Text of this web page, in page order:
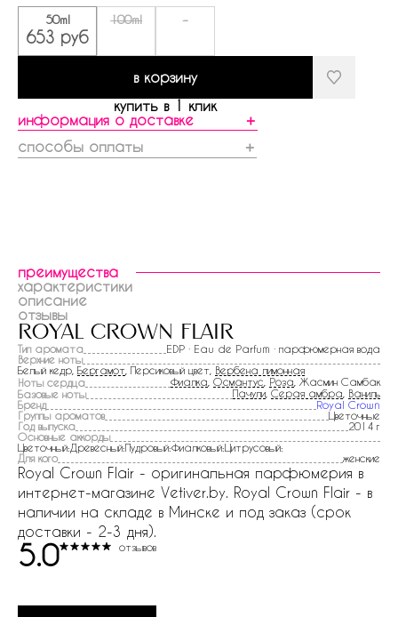
50ml
653 руб
100ml -
в корзину
купить в 1 клик
информация о доставке
＋
способы оплаты
＋
преимущества
характеристики
описание
отзывы
royal crown flair
Тип аромата
EDP · Eau de Parfum · парфюмерная вода
Верхние ноты
Белый кедр, Бергамот , Персиковый цвет, Вербена лимонная
Ноты сердца
Фиалка Османтус Роза , Жасмин Самбак
Базовые ноты
Пачули Серая амбра Ваниль
Бренд
Royal Crown
Группы ароматов
Цветочные
Год выпуска
2014 г
Основные аккорды
Цветочный:Древесный:Пудровый:Фиалковый:Цитрусовый:
Для кого
женские
Royal Crown Flair - оригинальная парфюмерия в
интернет-магазине Vetiver.by. Royal Crown Flair - в
наличии на складе в Минске и под заказ (срок
доставки - 2-3 дня).
5.0 отзывов